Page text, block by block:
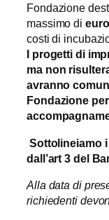
Fondazione
massimo di
costi di
I progetti di
ma non
avranno
Fondazione
Sottolineiamo
dall’art 3 del
Alla data di
richiedenti